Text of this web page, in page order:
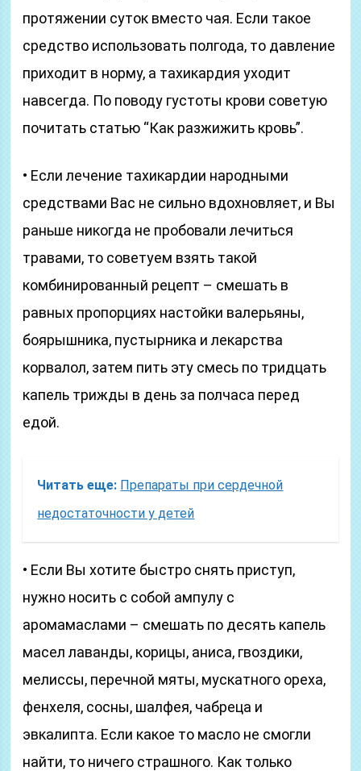
протяжении суток вместо чая. Если такое
средство использовать полгода, то давление
приходит в норму, а тахикардия уходит
навсегда. По поводу густоты крови советую
почитать статью “Как разжижить кровь”.
• Если лечение тахикардии народными
средствами Вас не сильно вдохновляет, и Вы
раньше никогда не пробовали лечиться
травами, то советуем взять такой
комбинированный рецепт – смешать в
равных пропорциях настойки валерьяны,
боярышника, пустырника и лекарства
корвалол, затем пить эту смесь по тридцать
капель трижды в день за полчаса перед
едой.
Читать еще: Препараты при сердечной
недостаточности у детей
• Если Вы хотите быстро снять приступ,
нужно носить с собой ампулу с
аромамаслами – смешать по десять капель
масел лаванды, корицы, аниса, гвоздики,
мелиссы, перечной мяты, мускатного ореха,
фенхеля, сосны, шалфея, чабреца и
эвкалипта. Если какое то масло не смогли
найти, то ничего страшного. Как только